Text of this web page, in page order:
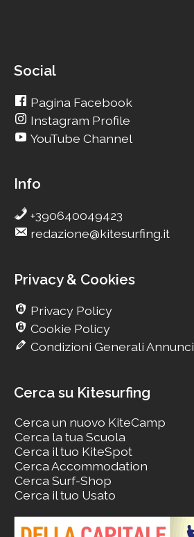
Social
Pagina Facebook
Instagram Profile
YouTube Channel
Info
+390640049423
redazione@kitesurfing.it
Privacy & Cookies
Privacy Policy
Cookie Policy
Condizioni Generali Annunci
Cerca su Kitesurfing
Cerca un nuovo KiteCamp
Cerca la tua Scuola
Cerca il tuo KiteSpot
Cerca Accommodation
Cerca Surf-Shop
Cerca il tuo Usato